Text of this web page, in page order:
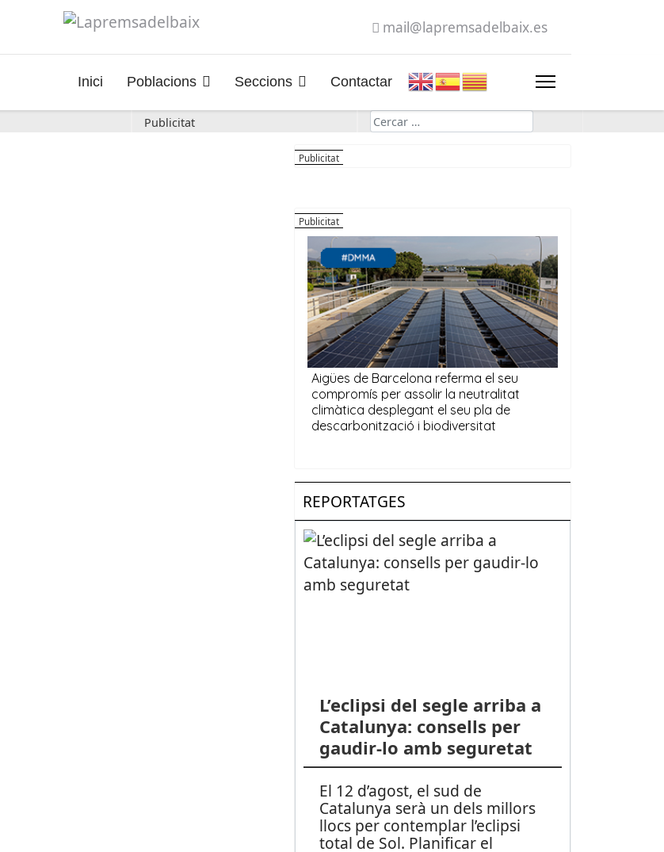
mail@lapremsadelbaix.es
Inici Poblacions Seccions Contactar
Publicitat Cerca
REPORTATGES
L’eclipsi del segle arriba a
Catalunya: consells per
gaudir-lo amb seguretat
El 12 d’agost, el sud de
Catalunya serà un dels millors
llocs per contemplar l’eclipsi
total de Sol. Planificar el